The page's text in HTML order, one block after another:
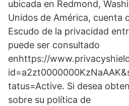
ubicada en Redmond,
Unidos de América, cuenta
Escudo de la privacidad
puede ser consultado
enhttps://
tatus=Active. Si desea
sobre su política de